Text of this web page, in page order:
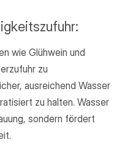
wie Glühwein und
zu
ausreichend Wasser
zu halten. Wasser
sondern fördert